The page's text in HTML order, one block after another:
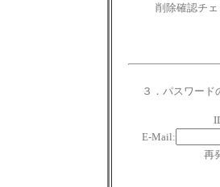
削除確認チ
３．パスワード
E-Mail:
再